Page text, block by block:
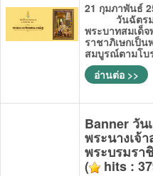
21 กุมภาพันธ์
วันฉัตรมงค
พระบาทสมเด็จ
ราชาภิเษกเป็น
สมบูรณ์ตามโ
อ่านต่อ >>
Banner วัน
พระนางเจ้
พระบรมรา
( hits :